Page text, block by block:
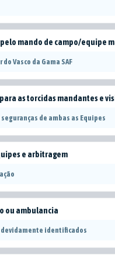
mando de campo/equipe
Vasco da Gama SAF
as torcidas mandantes e
de ambas as Equipes
e arbitragem
ou ambulancia
devidamente identificados